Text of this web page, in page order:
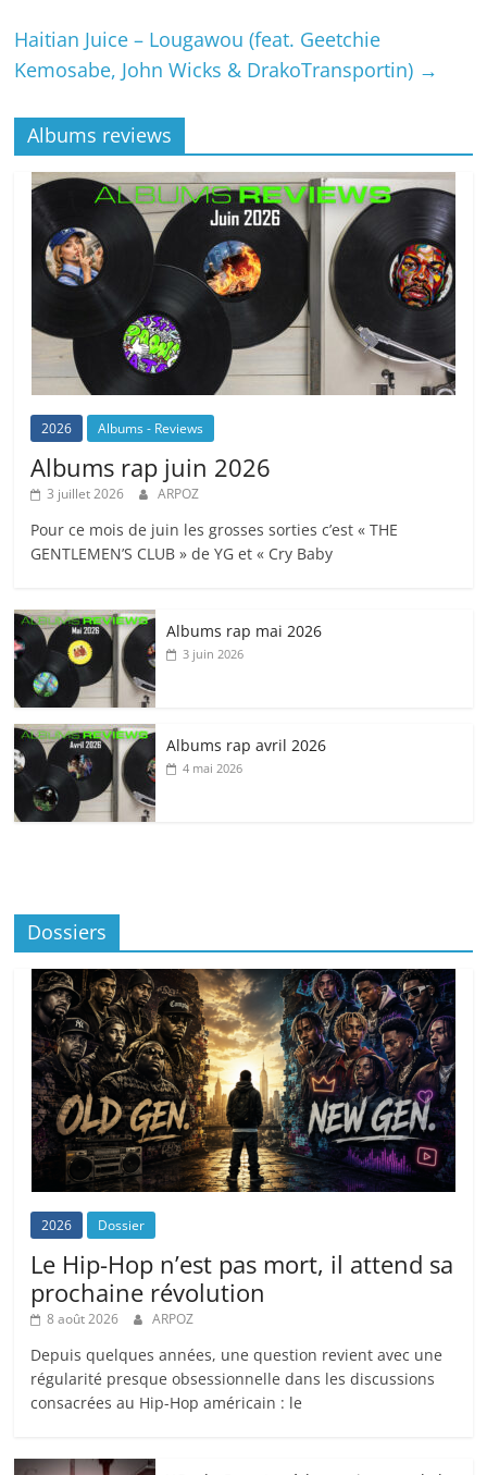
Haitian Juice – Lougawou (feat. Geetchie
Kemosabe, John Wicks & DrakoTransportin) →
Albums reviews
2026 Albums - Reviews
Albums rap juin 2026
3 juillet 2026 ARPOZ
Pour ce mois de juin les grosses sorties c’est « THE
GENTLEMEN’S CLUB » de YG et « Cry Baby
Albums rap mai 2026
3 juin 2026
Albums rap avril 2026
4 mai 2026
Dossiers
2026 Dossier
Le Hip-Hop n’est pas mort, il attend sa
prochaine révolution
8 août 2026 ARPOZ
Depuis quelques années, une question revient avec une
régularité presque obsessionnelle dans les discussions
consacrées au Hip-Hop américain : le